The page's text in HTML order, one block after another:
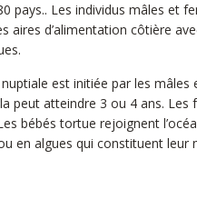
pays.. Les individus mâles et
d’alimentation côtière
est initiée par les mâles
peut atteindre 3 ou 4 ans.
bébés tortue rejoignent
en algues qui constituent leur